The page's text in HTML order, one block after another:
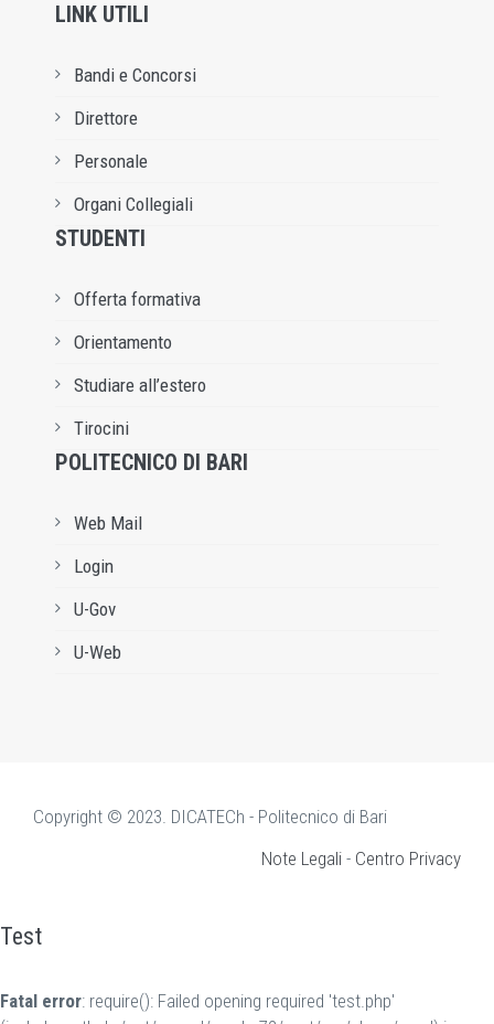
LINK UTILI
Bandi e Concorsi
Direttore
Personale
Organi Collegiali
STUDENTI
Offerta formativa
Orientamento
Studiare all’estero
Tirocini
POLITECNICO DI BARI
Web Mail
Login
U-Gov
U-Web
Copyright © 2023. DICATECh - Politecnico di Bari
Note Legali - Centro Privacy
Test
Fatal error: require(): Failed opening required 'test.php'